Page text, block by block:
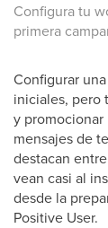
Configura tu
primera
Configurar
iniciales, pero
y promocionar
mensajes de
destacan
vean casi al
desde la
Positive User.